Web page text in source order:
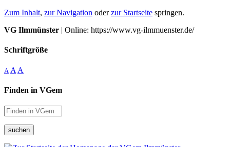
Zum Inhalt, zur Navigation oderzur Startseite springen.
VG Ilmmünster | Online: https://www.vg-ilmmuenster.de/
Schriftgröße
A A A
Finden in VGem
suchen